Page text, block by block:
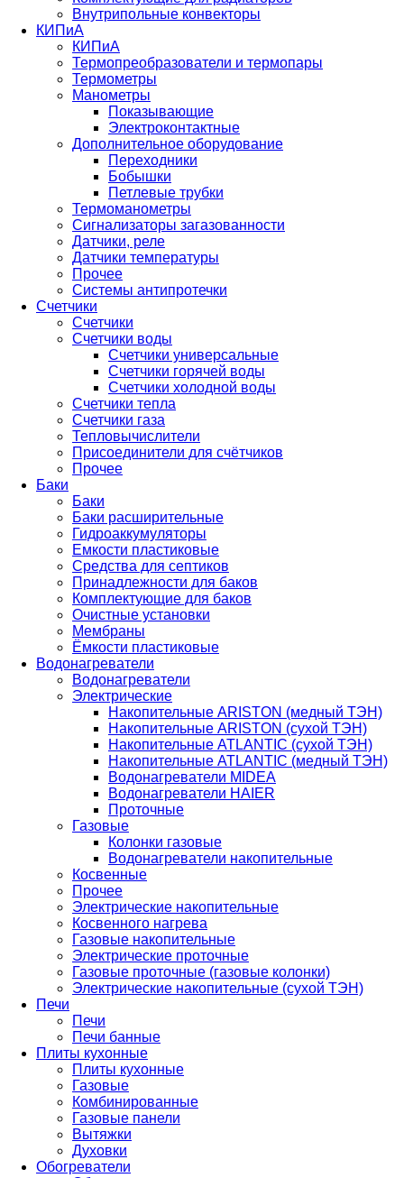
Внутрипольные конвекторы
КИПиА
КИПиА
Термопреобразователи и термопары
Термометры
Манометры
Показывающие
Электроконтактные
Дополнительное оборудование
Переходники
Бобышки
Петлевые трубки
Термоманометры
Сигнализаторы загазованности
Датчики, реле
Датчики температуры
Прочее
Системы антипротечки
Счетчики
Счетчики
Счетчики воды
Счетчики универсальные
Счетчики горячей воды
Счетчики холодной воды
Счетчики тепла
Счетчики газа
Тепловычислители
Присоединители для счётчиков
Прочее
Баки
Баки
Баки расширительные
Гидроаккумуляторы
Емкости пластиковые
Средства для септиков
Принадлежности для баков
Комплектующие для баков
Очистные установки
Мембраны
Ёмкости пластиковые
Водонагреватели
Водонагреватели
Электрические
Накопительные ARISTON (медный ТЭН)
Накопительные ARISTON (сухой ТЭН)
Накопительные ATLANTIC (сухой ТЭН)
Накопительные ATLANTIC (медный ТЭН)
Водонагреватели MIDEA
Водонагреватели HAIER
Проточные
Газовые
Колонки газовые
Водонагреватели накопительные
Косвенные
Прочее
Электрические накопительные
Косвенного нагрева
Газовые накопительные
Электрические проточные
Газовые проточные (газовые колонки)
Электрические накопительные (сухой ТЭН)
Печи
Печи
Печи банные
Плиты кухонные
Плиты кухонные
Газовые
Комбинированные
Газовые панели
Вытяжки
Духовки
Обогреватели